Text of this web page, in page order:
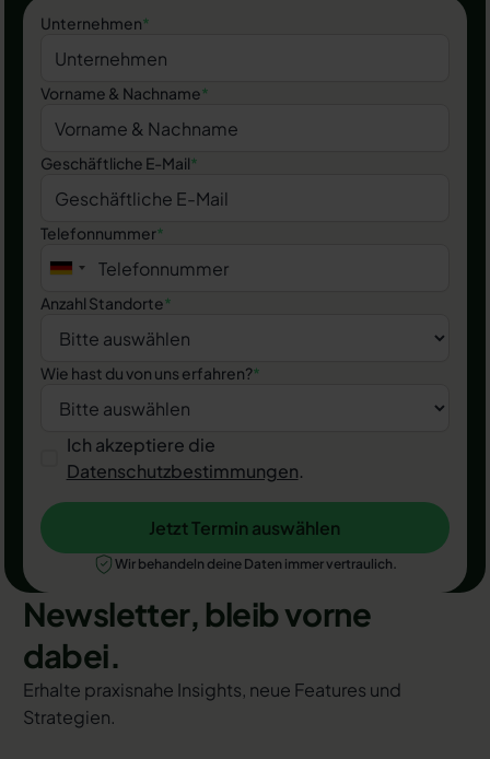
Unternehmen*
Vorname & Nachname*
Geschäftliche E-Mail*
Telefonnummer*
Anzahl Standorte*
Wie hast du von uns erfahren?*
Ich akzeptiere die
Datenschutzbestimmungen.
Jetzt Termin auswählen
Jetzt Termin auswählen
Wir behandeln deine Daten immer vertraulich.
Newsletter, bleib vorne
dabei.
Erhalte praxisnahe Insights, neue Features und
Strategien.